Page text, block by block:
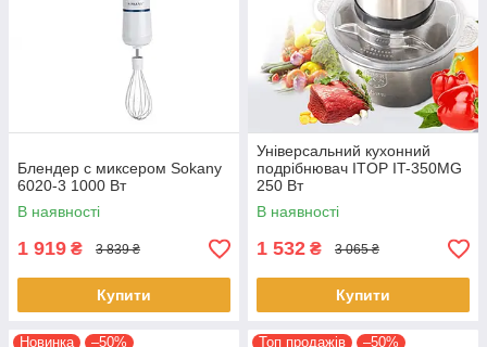
Блендер с миксером Sokany
6020-3 1000 Вт
В наявності
1 919 ₴ 3 839 ₴
Купити
Універсальний кухонний
подрібнювач ITOP IT-350MG
250 Вт
В наявності
1 532 ₴ 3 065 ₴
Купити
Новинка –50% Топ продажів –50%